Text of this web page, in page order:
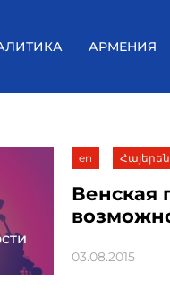
АРМЕНИЯ
en Հայերեն
Венская
03.08.2015